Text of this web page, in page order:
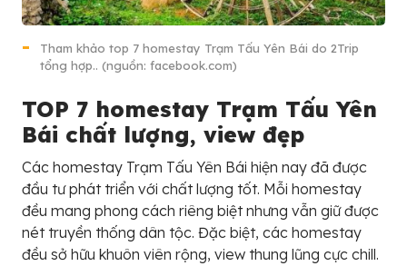
Tham khảo top 7 homestay Trạm Tấu Yên Bái do 2Trip
tổng hợp.. (nguồn: facebook.com)
TOP 7 homestay Trạm Tấu Yên
Bái chất lượng, view đẹp
Các homestay Trạm Tấu Yên Bái hiện nay đã được
đầu tư phát triển với chất lượng tốt. Mỗi homestay
đều mang phong cách riêng biệt nhưng vẫn giữ được
nét truyền thống dân tộc. Đặc biệt, các homestay
đều sở hữu khuôn viên rộng, view thung lũng cực chill.